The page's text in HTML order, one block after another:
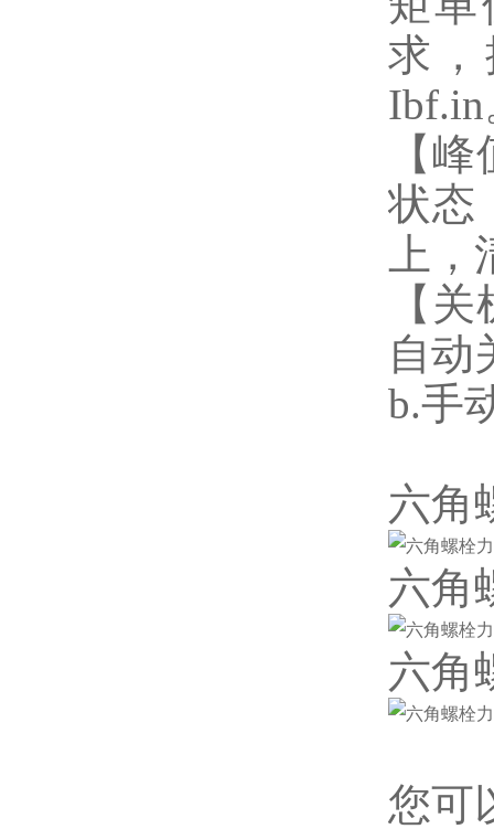
求
Ibf.in
【
状态
上
【
自动
b.手
六角
六角
六角
您可